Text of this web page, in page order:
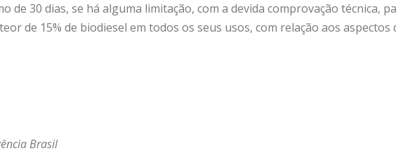
de 30 dias, se há alguma limitação, com a devida comprovação técnica,
de 15% de biodiesel em todos os seus usos, com relação aos aspectos
Brasil